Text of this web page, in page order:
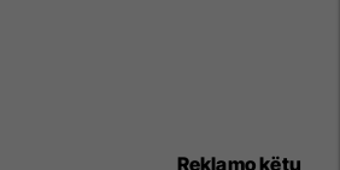
Reklamo këtu